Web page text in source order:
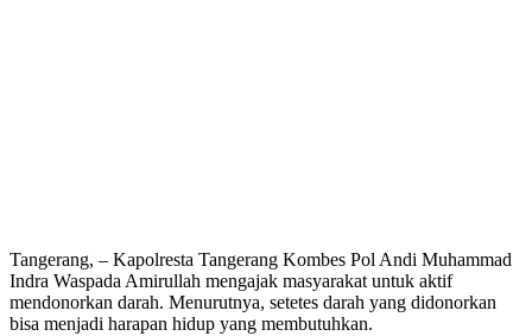
Tangerang, – Kapolresta Tangerang Kombes Pol Andi Muhammad
Indra Waspada Amirullah mengajak masyarakat untuk aktif
mendonorkan darah. Menurutnya, setetes darah yang didonorkan
bisa menjadi harapan hidup yang membutuhkan.